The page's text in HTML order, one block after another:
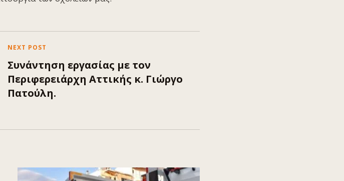
NEXT POST
Συνάντηση εργασίας με τον
Περιφερειάρχη Αττικής κ. Γιώργο
Πατούλη.